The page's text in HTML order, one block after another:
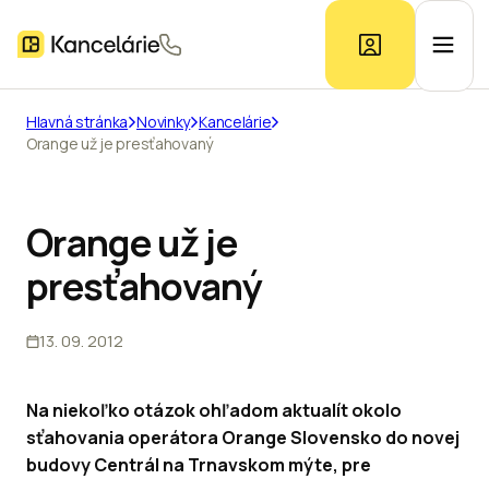
Hlavná stránka Novinky Kancelárie
Orange už je presťahovaný
Orange už je
presťahovaný
13. 09. 2012
Na niekoľko otázok ohľadom aktualít okolo
sťahovania operátora Orange Slovensko do novej
budovy Centrál na Trnavskom mýte, pre